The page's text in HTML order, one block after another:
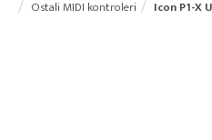
Ostali MIDI kontroleri
Icon P1-X